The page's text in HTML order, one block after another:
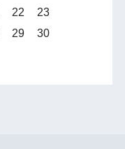
22
23
29
30